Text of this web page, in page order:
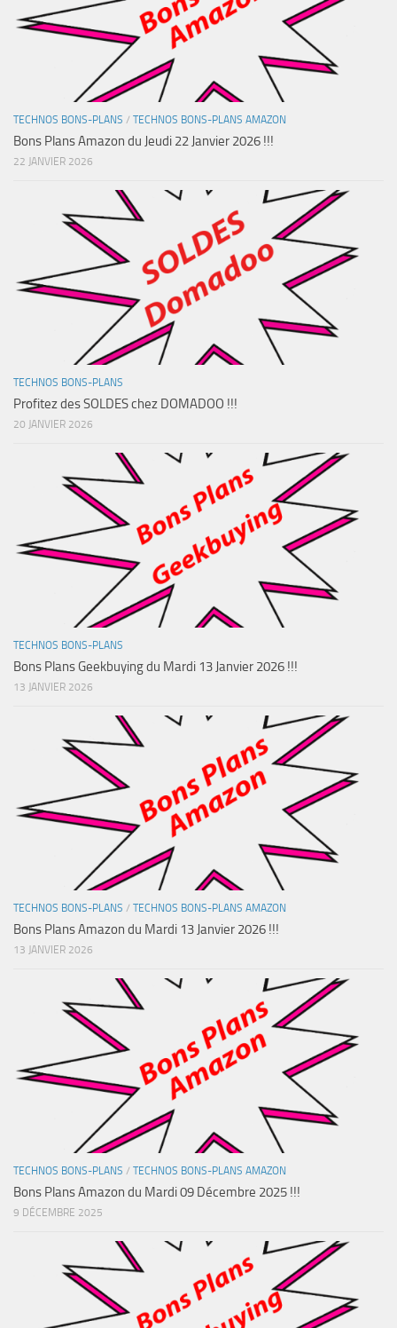
TECHNOS BONS-PLANS / TECHNOS BONS-PLANS AMAZON
Bons Plans Amazon du Jeudi 22 Janvier 2026 !!!
22 JANVIER 2026
TECHNOS BONS-PLANS
Profitez des SOLDES chez DOMADOO !!!
20 JANVIER 2026
TECHNOS BONS-PLANS
Bons Plans Geekbuying du Mardi 13 Janvier 2026 !!!
13 JANVIER 2026
TECHNOS BONS-PLANS / TECHNOS BONS-PLANS AMAZON
Bons Plans Amazon du Mardi 13 Janvier 2026 !!!
13 JANVIER 2026
TECHNOS BONS-PLANS / TECHNOS BONS-PLANS AMAZON
Bons Plans Amazon du Mardi 09 Décembre 2025 !!!
9 DÉCEMBRE 2025